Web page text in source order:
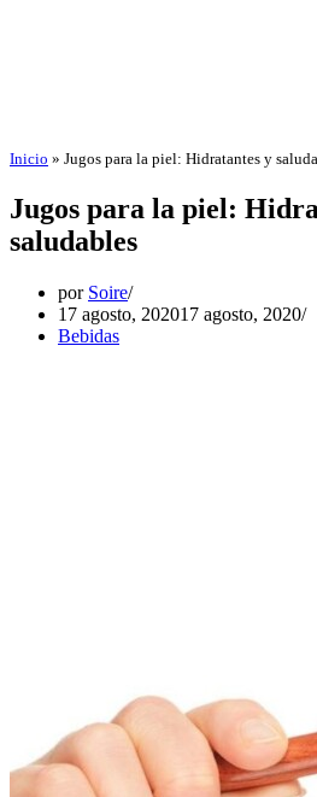
Inicio » Jugos para la piel: Hidratantes y
Jugos para la piel:
saludables
por Soire
17 agosto, 202017 agosto, 2020
Bebidas